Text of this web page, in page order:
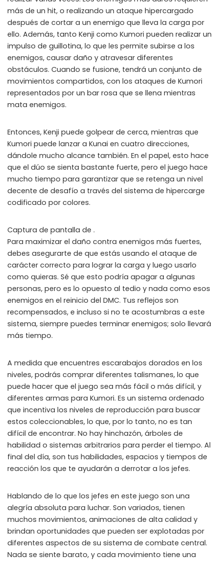
más de un hit, o realizando un ataque hipercargado
después de cortar a un enemigo que lleva la carga por
ello. Además, tanto Kenji como Kumori pueden realizar un
impulso de guillotina, lo que les permite subirse a los
enemigos, causar daño y atravesar diferentes
obstáculos. Cuando se fusione, tendrá un conjunto de
movimientos compartidos, con los ataques de Kumori
representados por un bar rosa que se llena mientras
mata enemigos.
Entonces, Kenji puede golpear de cerca, mientras que
Kumori puede lanzar a Kunai en cuatro direcciones,
dándole mucho alcance también. En el papel, esto hace
que el dúo se sienta bastante fuerte, pero el juego hace
mucho tiempo para garantizar que se retenga un nivel
decente de desafío a través del sistema de hipercarge
codificado por colores.
Captura de pantalla de .
Para maximizar el daño contra enemigos más fuertes,
debes asegurarte de que estás usando el ataque de
carácter correcto para lograr la carga y luego usarlo
como quieras. Sé que esto podría apagar a algunas
personas, pero es lo opuesto al tedio y nada como esos
enemigos en el reinicio del DMC. Tus reflejos son
recompensados, e incluso si no te acostumbras a este
sistema, siempre puedes terminar enemigos; solo llevará
más tiempo.
A medida que encuentres escarabajos dorados en los
niveles, podrás comprar diferentes talismanes, lo que
puede hacer que el juego sea más fácil o más difícil, y
diferentes armas para Kumori. Es un sistema ordenado
que incentiva los niveles de reproducción para buscar
estos coleccionables, lo que, por lo tanto, no es tan
difícil de encontrar. No hay hinchazón, árboles de
habilidad o sistemas arbitrarios para perder el tiempo. Al
final del día, son tus habilidades, espacios y tiempos de
reacción los que te ayudarán a derrotar a los jefes.
Hablando de lo que los jefes en este juego son una
alegría absoluta para luchar. Son variados, tienen
muchos movimientos, animaciones de alta calidad y
brindan oportunidades que pueden ser explotadas por
diferentes aspectos de su sistema de combate central.
Nada se siente barato, y cada movimiento tiene una